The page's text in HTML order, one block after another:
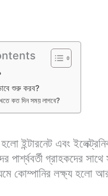
p
p
n
n
শুরু করব?
কত দিন সময় লাগবে?
হলো ইন্টারনেট এবং
পার্শ্ববর্তী গ্রাহকদের
কোম্পানির লক্ষ্য হলো